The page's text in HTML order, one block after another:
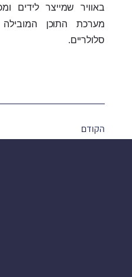
באוויר שמייצר לידים
מערכת התוכן
סלולריים.
הקודם